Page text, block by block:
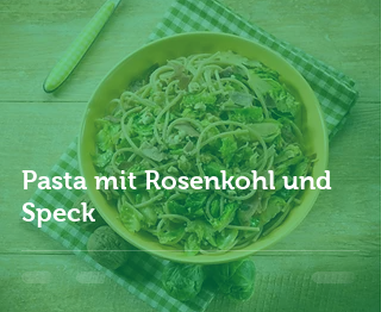
Pasta mit Rosenkohl und
Speck